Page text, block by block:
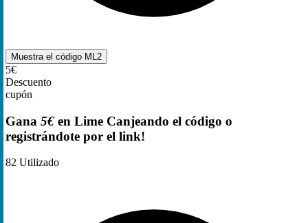
Muestra el código ML2
5€
Descuento
cupón
Gana 5€ en Lime Canjeando el código o
registrándote por el link!
82 Utilizado